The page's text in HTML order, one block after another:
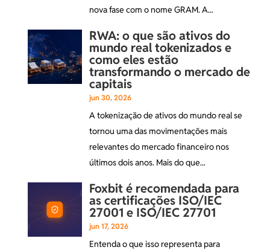
nova fase com o nome GRAM. A...
RWA: o que são ativos do
mundo real tokenizados e
como eles estão
transformando o mercado de
capitais
jun 30, 2026
A tokenização de ativos do mundo real se
tornou uma das movimentações mais
relevantes do mercado financeiro nos
últimos dois anos. Mais do que...
Foxbit é recomendada para
as certificações ISO/IEC
27001 e ISO/IEC 27701
jun 17, 2026
Entenda o que isso representa para